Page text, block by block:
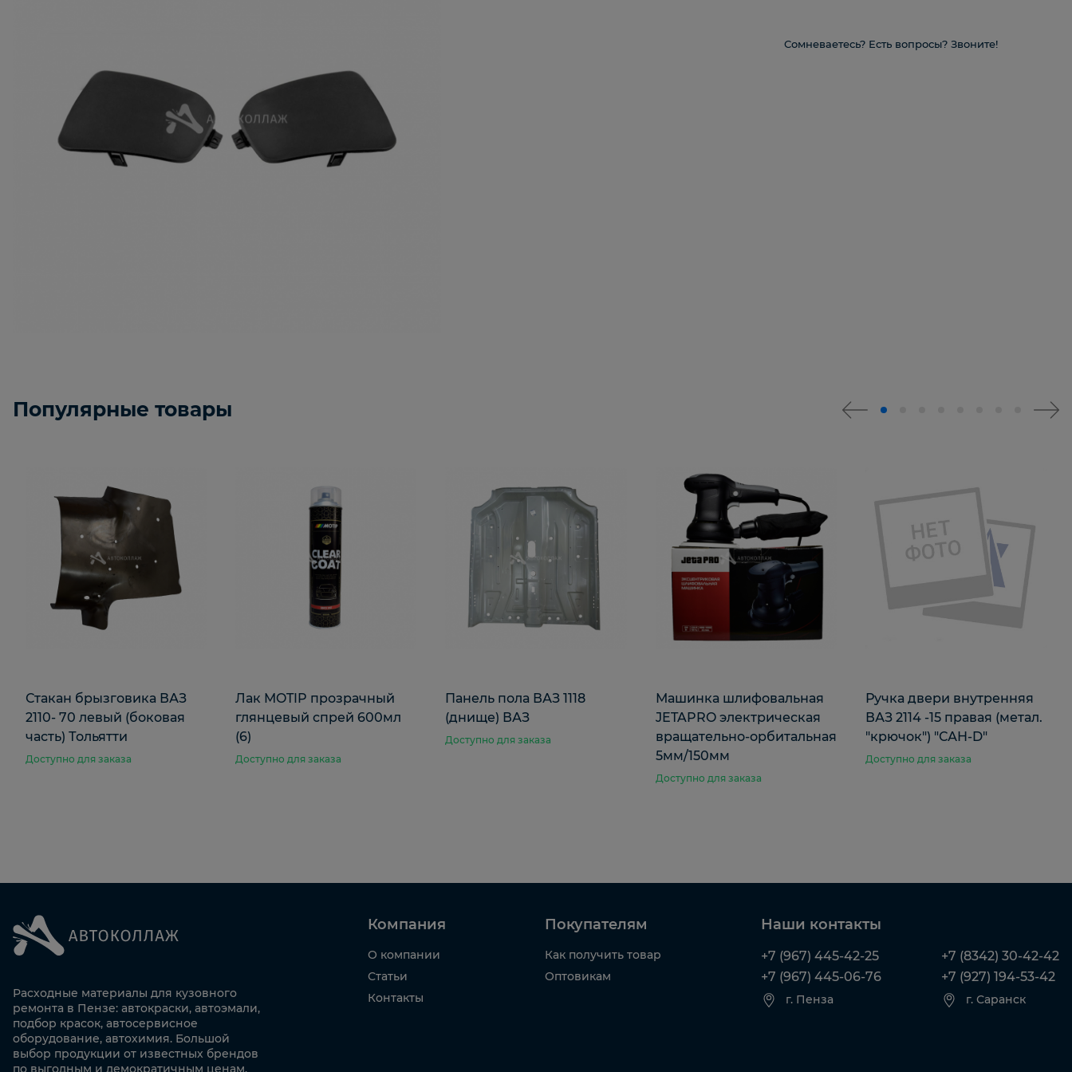
Сомневаетесь? Есть вопросы? Звоните!
Популярные товары
Стакан брызговика ВАЗ
2110- 70 левый (боковая
часть) Тольятти
Доступно для заказа
Лак MOTIP прозрачный
глянцевый спрей 600мл
(6)
Доступно для заказа
Панель пола ВАЗ 1118
(днище) ВАЗ
Доступно для заказа
Машинка шлифовальная
JETAPRO электрическая
вращательно-орбитальная
5мм/150мм
Доступно для заказа
Ручка двери внутренняя
ВАЗ 2114 -15 правая (метал.
"крючок") "САН-D"
Доступно для заказа
Расходные материалы для кузовного
ремонта в Пензе: автокраски, автоэмали,
подбор красок, автосервисное
оборудование, автохимия. Большой
выбор продукции от известных брендов
по выгодным и демократичным ценам.
Компания
О компании
Статьи
Контакты
Покупателям
Как получить товар
Оптовикам
Наши контакты
+7 (967) 445-42-25
+7 (967) 445-06-76
г. Пенза
+7 (8342) 30-42-42
+7 (927) 194-53-42
г. Саранск